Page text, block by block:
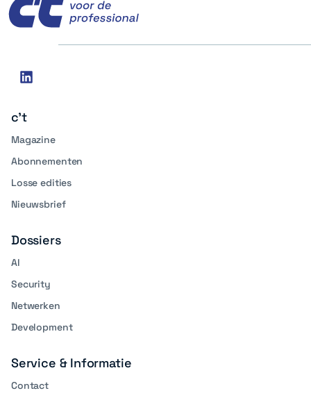
Social
linkedin
c't
Magazine
Abonnementen
Losse edities
Nieuwsbrief
Dossiers
AI
Security
Netwerken
Development
Service & Informatie
Contact